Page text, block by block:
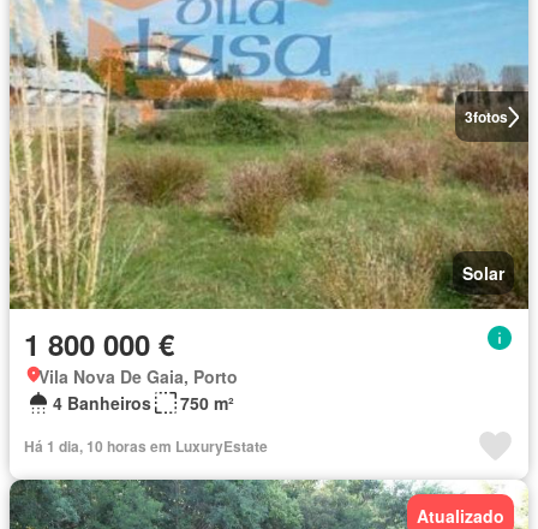
3fotos
Solar
1 800 000 €
Vila Nova De Gaia, Porto
4 Banheiros
750 m²
Há 1 dia, 10 horas em LuxuryEstate
Atualizado